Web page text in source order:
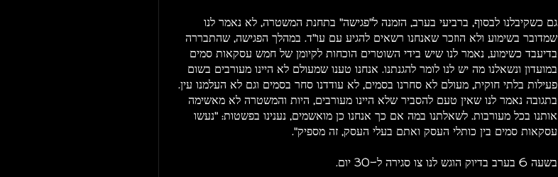
גם כשקיבלנו לבסוף, ברביעי בערב, הזמנה ל"פגישה" בתחנת המשטרה, לא נאמר לנו
שמדובר בשימוע ולא הוזכר שאנחנו רשאים להגיע עם עו"ד. במהלך הפגישה, שהתבררה
בדיעבד כשימוע, נאמר לנו שיש בידי השוטרים הוכחות לקיומן של חמש עסקאות סמים
במועדון ונשאלנו מה יש לנו לומר להגנתנו. אנחנו טענו שמעולם לא היינו מעורבים בשום
פעילות בלתי חוקית, מעולם לא סחרנו בסמים, לא עודדנו סחר בסמים וגם לא העלמנו עין.
בתגובה נאמר לנו שאין טעם להסביר שלא היינו מעורבים, היות והמשטרה לא מאשימה
אותנו בכל מעורבות. לשאלתנו במה אם כך אנחנו כן מואשמים, נענינו בפשטות: "נעשו
עסקאות סמים בין כותלי העסק ואתם בעלי העסק, זה מספיק".
בשעה 6 בערב בדיוק הוגש לנו צו סגירה ל-30 יום.